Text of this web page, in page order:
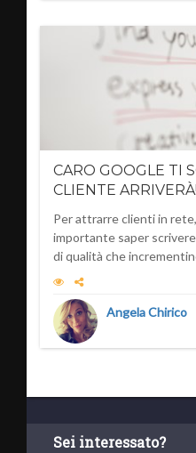
CARO GOOGLE TI
CLIENTE ARRIVERÀ!
Per attrarre clienti in
importante saper
di qualità che
Angela Chirico
Sei interessato?